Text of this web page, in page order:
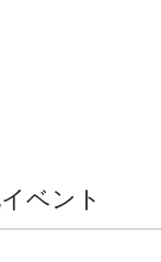
ベント